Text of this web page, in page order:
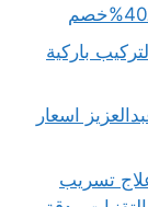
باركية بالرياض بخصم33% لتركيب باركية
اسعار
تسريب